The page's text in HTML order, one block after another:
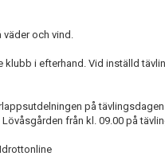
och vind.
i efterhand. Vid inställd
på
från kl. 09.00 på